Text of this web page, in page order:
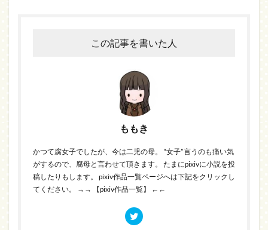
この記事を書いた人
ももき
かつて腐女子でしたが、今は二児の母。 “女子”言うのも痛い気
がするので、腐母と言わせて頂きます。 たまにpixivに小説を投
稿したりもします。 pixiv作品一覧ページへは下記をクリックし
てください。
→→ 【pixiv作品一覧】 ←←